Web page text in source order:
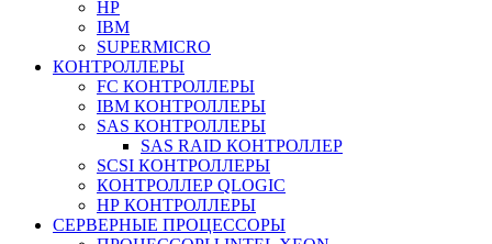
HP
IBM
SUPERMICRO
КОНТРОЛЛЕРЫ
FC КОНТРОЛЛЕРЫ
IBM КОНТРОЛЛЕРЫ
SAS КОНТРОЛЛЕРЫ
SAS RAID КОНТРОЛЛЕР
SCSI КОНТРОЛЛЕРЫ
КОНТРОЛЛЕР QLOGIC
НР КОНТРОЛЛЕРЫ
СЕРВЕРНЫЕ ПРОЦЕССОРЫ